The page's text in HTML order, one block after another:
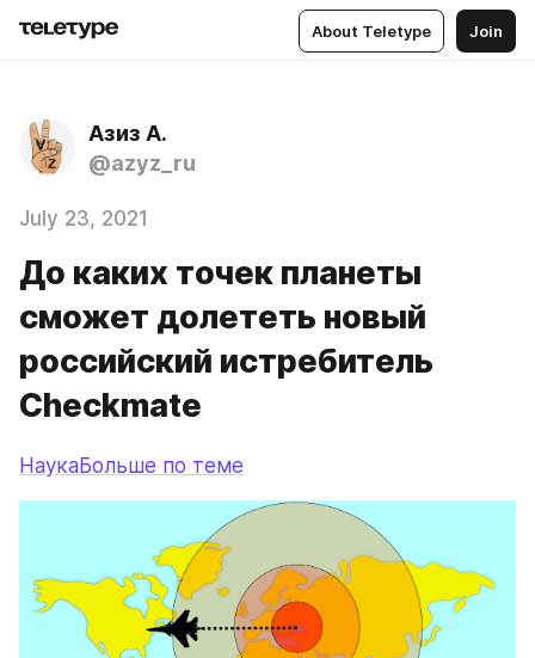
About Teletype Join
Азиз А.
@azyz_ru
July 23, 2021
До каких точек планеты
сможет долететь новый
российский истребитель
Checkmate
НаукаБольше по теме